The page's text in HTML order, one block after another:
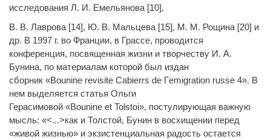
исследования Л. И. Емельянова [10],
В. В. Лаврова [14], Ю. В. Мальцева [15], М. М. Рощина [20] и
др. В 1997 г. во Франции, в Грассе, проводится
конференция, посвященная жизни и творчеству И. А.
Бунина, по материалам которой был издан
сборник «Bounine revisite Cabierrs de Гemigration russe 4». В
нем выделяется статья Ольги
Герасимовой «Bounine et Tolstoi», постулирующая важную
мысль: «<...>как и Толстой, Бунин в восхищении перед
«живой жизнью» и экзистенциальная радость остается